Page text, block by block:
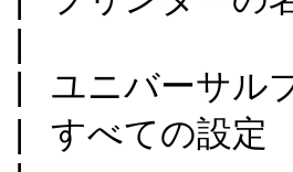
| ユニバーサル
| すべての設定